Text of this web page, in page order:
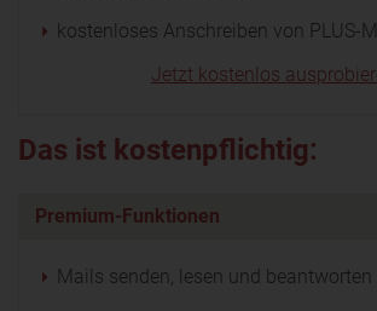
kostenloses Anschreiben von PLUS-
Jetzt kostenlos
Das ist kostenpflichtig:
Premium-Funktionen
Mails senden, lesen und beantworten